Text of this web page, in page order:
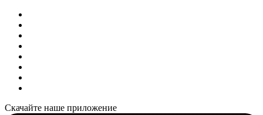
Скачайте наше приложение